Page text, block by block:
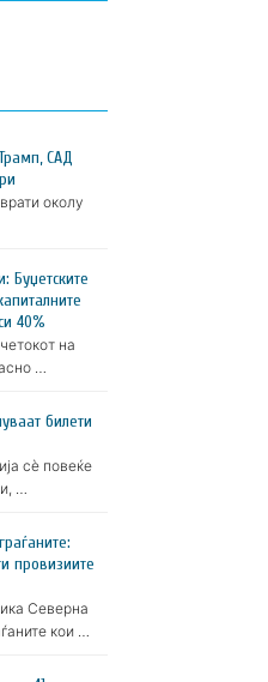
САД
околу
Буџетските
40%
на
…
билети
сè повеќе
…
провизиите
Северна
кои …